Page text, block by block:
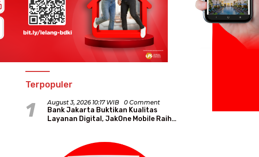
Terpopuler
1 August 3, 2026 10:17 WIB 0 Comment
Bank Jakarta Buktikan Kualitas
Layanan Digital, JakOne Mobile Raih